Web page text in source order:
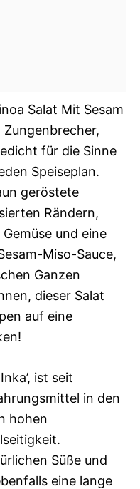
Salat Mit Sesam
für die Sinne
Speiseplan.
geröstete
Rändern,
und eine
Miso-Sauce,
Ganzen
dieser Salat
auf eine
ist seit
in den
hohen
Süße und
eine lange